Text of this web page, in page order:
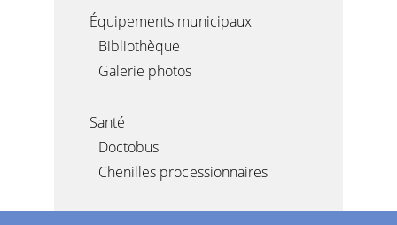
Équipements municipaux
Bibliothèque
Galerie photos
Santé
Doctobus
Chenilles processionnaires